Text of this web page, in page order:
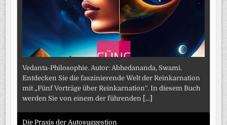
Vedanta-Philosophie. Autor: Abhedananda, Swami.
Entdecken Sie die faszinierende Welt der Reinkarnation
mit „Fünf Vorträge über Reinkarnation“. In diesem Buch
werden Sie von einem der führenden [...]
Die Praxis der Autosuggestion